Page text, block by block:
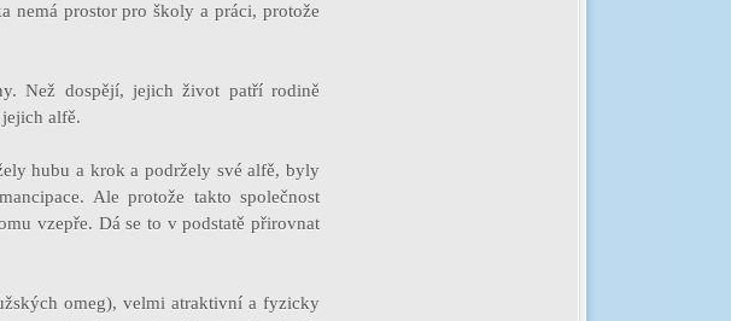
nemá prostor pro školy a práci, protože
Než dospějí, jejich život patří rodině
alfě.
hubu a krok a podržely své alfě, byly
Ale protože takto společnost
vzepře. Dá se to v podstatě přirovnat
omeg), velmi atraktivní a fyzicky